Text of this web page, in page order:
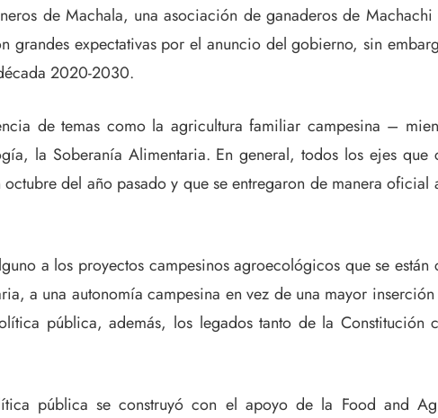
de Machala, una asociación de ganaderos de
grandes expectativas por el anuncio del gobierno, sin
2020-2030.
de temas como la agricultura familiar campesina –
la Soberanía Alimentaria. En general, todos los ejes que
del año pasado y que se entregaron de manera
a los proyectos campesinos agroecológicos que se están
a una autonomía campesina en vez de una mayor
pública, además, los legados tanto de la Constitución
pública se construyó con el apoyo de la Food and